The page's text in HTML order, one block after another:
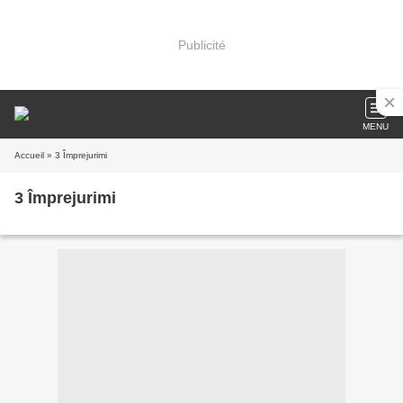
Publicité
MENU
Accueil » 3 Împrejurimi
3 Împrejurimi